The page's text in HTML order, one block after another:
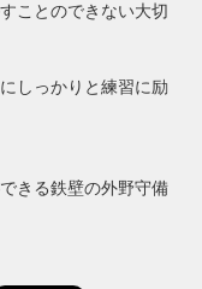
ことのできない大切
しっかりと練習に励
きる鉄壁の外野守備